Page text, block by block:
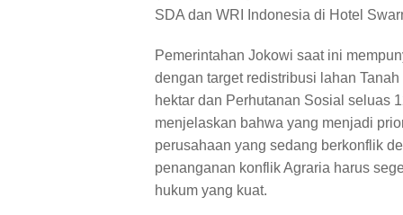
SDA dan WRI Indonesia di Hotel
Pemerintahan Jokowi saat ini
dengan target redistribusi lahan
hektar dan Perhutanan Sosial seluas
menjelaskan bahwa yang menjadi
perusahaan yang sedang berkonflik
penanganan konflik Agraria harus
hukum yang kuat.